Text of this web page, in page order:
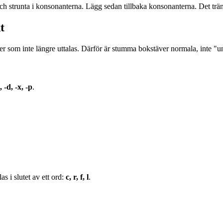
i konsonanterna. Lägg sedan tillbaka konsonanterna. Det
som inte längre uttalas. Därför är stumma bokstäver normala, inte
-d, -x, -p.
i slutet av ett ord: c, r, f, l.